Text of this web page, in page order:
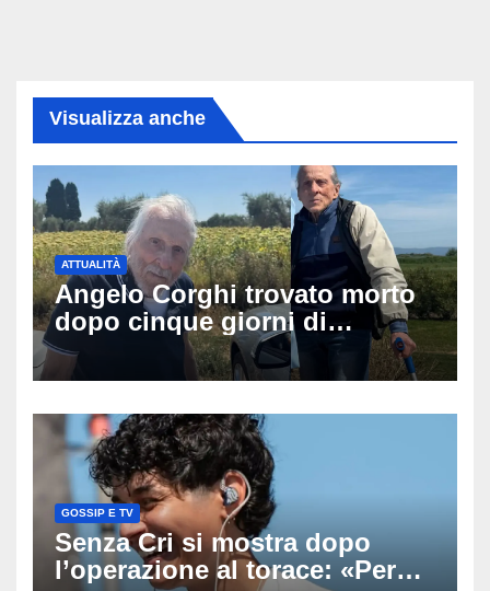
Visualizza anche
ATTUALITÀ
Angelo Corghi trovato morto
dopo cinque giorni di
ricerche: il giallo dell’80enne
scomparso dopo essere
GOSSIP E TV
Senza Cri si mostra dopo
l’operazione al torace: «Per